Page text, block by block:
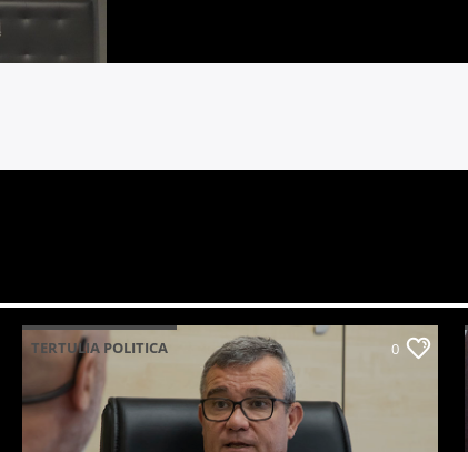
TERTULIA POLITICA 0